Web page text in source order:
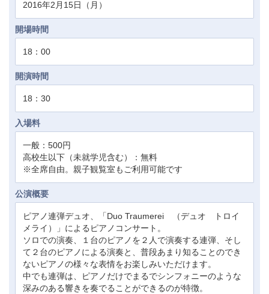
2016年2月15日（月）
開場時間
18：00
開演時間
18：30
入場料
一般：500円
高校生以下（未就学児含む）：無料
※全席自由。親子観覧室もご利用可能です
公演概要
ピアノ連弾デュオ、「Duo Traumerei （デュオ トロイ
メライ）」によるピアノコンサート。
ソロでの演奏、１台のピアノを２人で演奏する連弾、そし
て２台のピアノによる演奏と、普段あまり知ることのでき
ないピアノの様々な表情をお楽しみいただけます。
中でも連弾は、ピアノだけでまるでシンフォニーのような
深みのある響きを奏でることができるのが特徴。